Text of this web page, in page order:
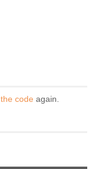
the code again.